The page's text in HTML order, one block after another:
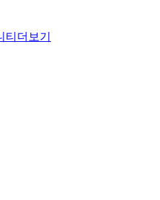
티더보기